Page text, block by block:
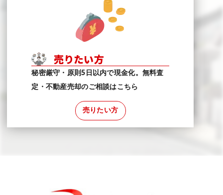
売りたい方
秘密厳守・原則5日以内で現金化。無料査
定・不動産売却のご相談はこちら
売りたい方